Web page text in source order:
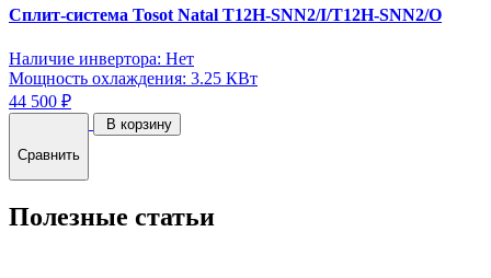
Сплит-система Tosot Natal T12H-SNN2/I/T12H-SNN2/O
Наличие инвертора: Нет
Мощность охлаждения: 3.25 КВт
44 500 ₽
Сравнить
В корзину
Полезные статьи